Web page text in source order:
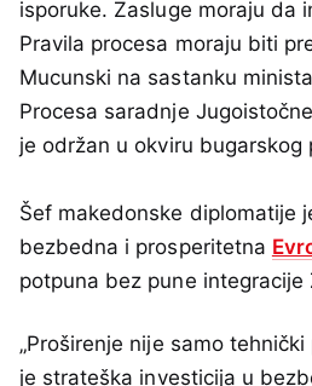
isporuke. Zasluge moraju da
Pravila procesa moraju biti
Mucunski na sastanku
Procesa saradnje
je održan u okviru bugarskog
Šef makedonske diplomatije
bezbedna i prosperitetna
potpuna bez pune integracije
„Proširenje nije samo
je strateška investicija u